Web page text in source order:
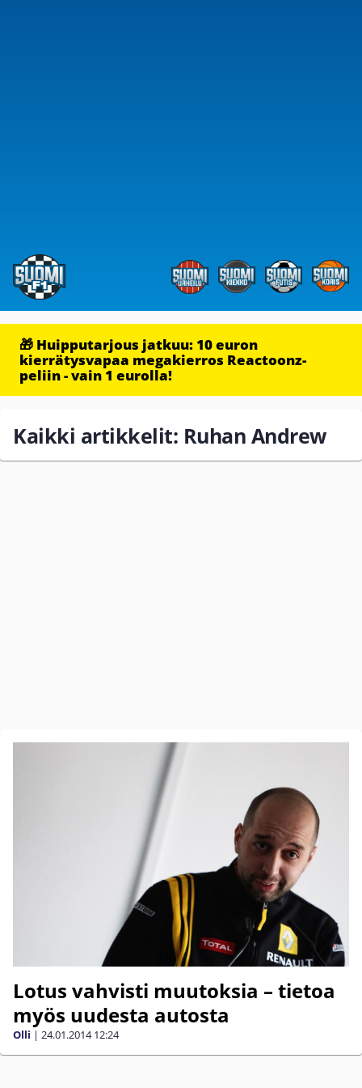
🎁 Huipputarjous jatkuu: 10 euron
kierrätysvapaa megakierros Reactoonz-
peliin - vain 1 eurolla!
Kaikki artikkelit: Ruhan Andrew
Lotus vahvisti muutoksia – tietoa
myös uudesta autosta
Olli | 24.01.2014 12:24